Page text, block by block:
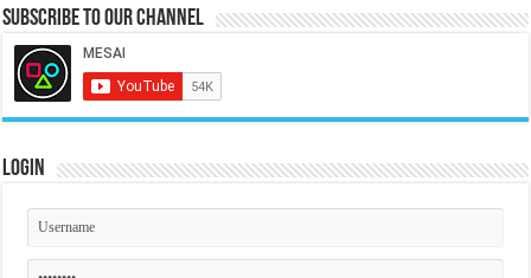
Subscribe to our Channel
Login